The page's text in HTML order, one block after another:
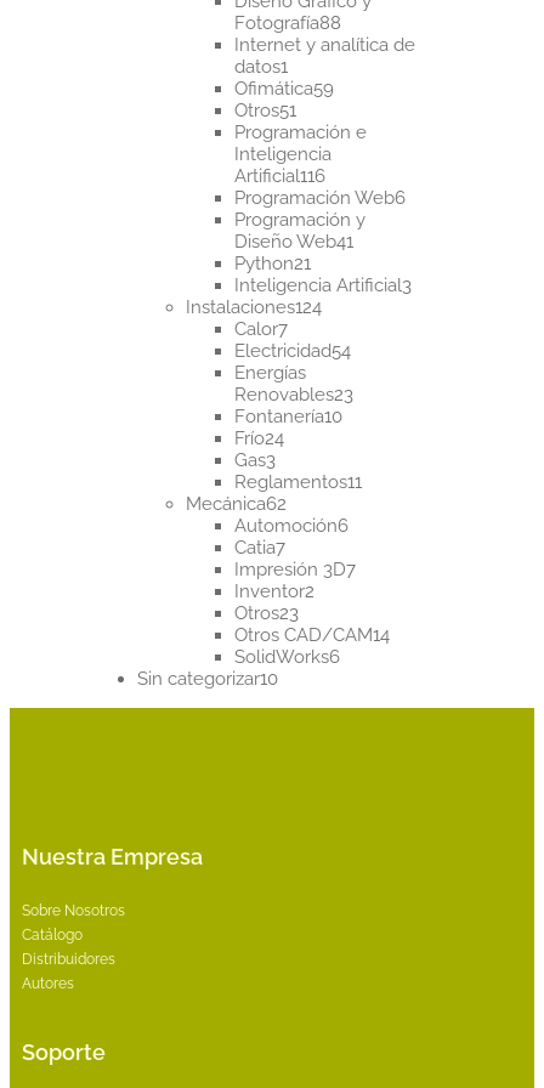
Fotografía8888
productos
Internet y analítica de
datos11
producto
Ofimática5959
Otros5151
productos
Programación e
Inteligencia
Artificial116116
productos
Programación Web66
Programación y
Diseño Web4141
Python2121
productos
Inteligencia Artificial33
Instalaciones124124
Calor77
productos
Electricidad5454
Energías
Renovables2323
Fontanería1010
Frío2424
Gas33
productos
Reglamentos1111
Mecánica6262
productos
Automoción66
Catia77
productos
Impresión 3D77
Inventor22
Otros2323
productos
Otros CAD/CAM1414
SolidWorks66
Sin categorizar1010
Nuestra Empresa
Sobre Nosotros
Catálogo
Distribuidores
Autores
Soporte